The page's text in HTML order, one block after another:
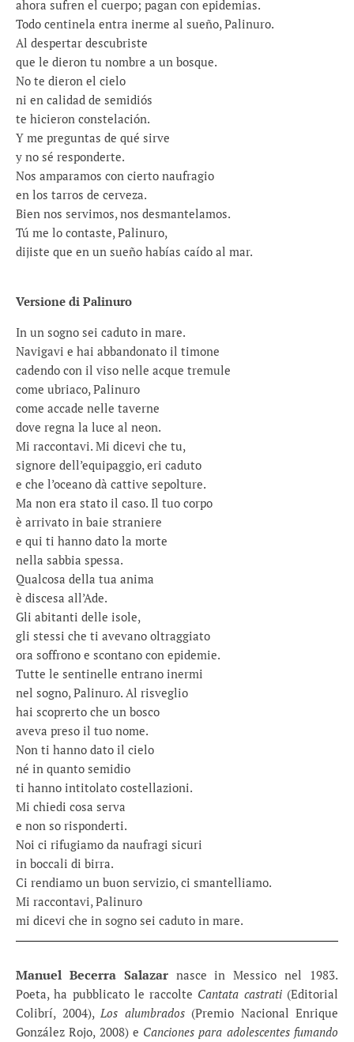
ahora sufren el cuerpo; pagan con epidemias.
Todo centinela entra inerme al sueño, Palinuro.
Al despertar descubriste
que le dieron tu nombre a un bosque.
No te dieron el cielo
ni en calidad de semidiós
te hicieron constelación.
Y me preguntas de qué sirve
y no sé responderte.
Nos amparamos con cierto naufragio
en los tarros de cerveza.
Bien nos servimos, nos desmantelamos.
Tú me lo contaste, Palinuro,
dijiste que en un sueño habías caído al mar.
Versione di Palinuro
In un sogno sei caduto in mare.
Navigavi e hai abbandonato il timone
cadendo con il viso nelle acque tremule
come ubriaco, Palinuro
come accade nelle taverne
dove regna la luce al neon.
Mi raccontavi. Mi dicevi che tu,
signore dell’equipaggio, eri caduto
e che l’oceano dà cattive sepolture.
Ma non era stato il caso. Il tuo corpo
è arrivato in baie straniere
e qui ti hanno dato la morte
nella sabbia spessa.
Qualcosa della tua anima
è discesa all’Ade.
Gli abitanti delle isole,
gli stessi che ti avevano oltraggiato
ora soffrono e scontano con epidemie.
Tutte le sentinelle entrano inermi
nel sogno, Palinuro. Al risveglio
hai scoprerto che un bosco
aveva preso il tuo nome.
Non ti hanno dato il cielo
né in quanto semidio
ti hanno intitolato costellazioni.
Mi chiedi cosa serva
e non so risponderti.
Noi ci rifugiamo da naufragi sicuri
in boccali di birra.
Ci rendiamo un buon servizio, ci smantelliamo.
Mi raccontavi, Palinuro
mi dicevi che in sogno sei caduto in mare.
Manuel Becerra Salazar nasce in Messico nel 1983.
Poeta, ha pubblicato le raccolte Cantata castrati(Editorial
Colibrí, 2004), Los alumbrados(Premio Nacional Enrique
González Rojo, 2008) e Canciones para adolescentes fumando